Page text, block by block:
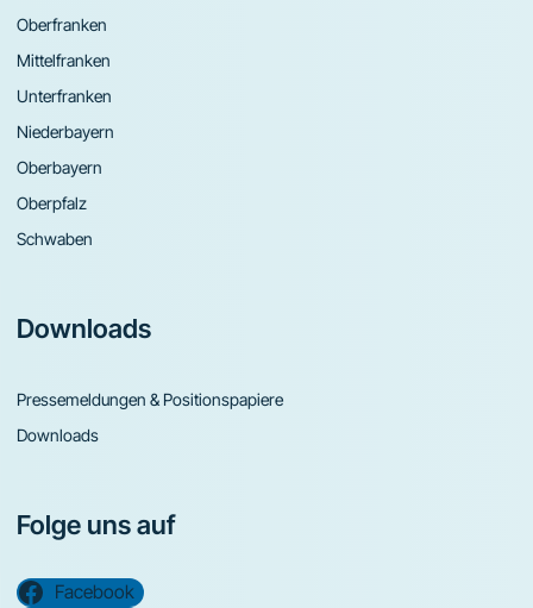
Oberfranken
Mittelfranken
Unterfranken
Niederbayern
Oberbayern
Oberpfalz
Schwaben
Downloads
Pressemeldungen & Positionspapiere
Downloads
Folge uns auf
Facebook